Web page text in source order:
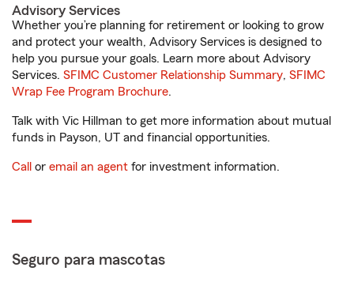
Advisory Services
Whether you’re planning for retirement or looking to grow
and protect your wealth, Advisory Services is designed to
help you pursue your goals. Learn more about Advisory
Services. SFIMC Customer Relationship Summary, SFIMC
Wrap Fee Program Brochure.
Talk with Vic Hillman to get more information about mutual
funds in Payson, UT and financial opportunities.
Call or email an agent for investment information.
Seguro para mascotas